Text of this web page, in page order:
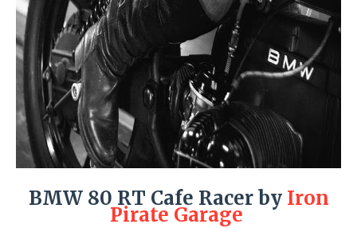
BMW 80 RT Cafe Racer by Iron
Pirate Garage